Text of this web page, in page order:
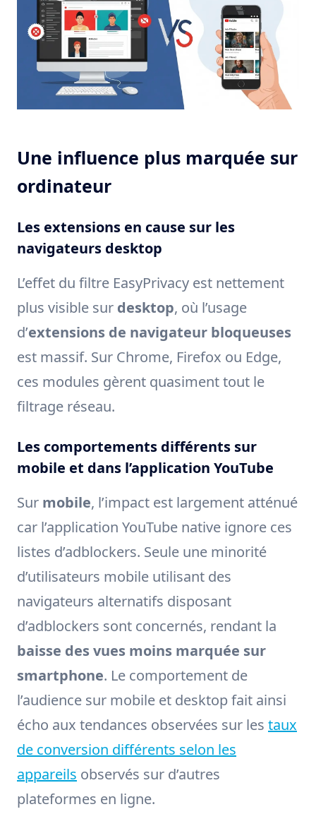
Une influence plus marquée sur
ordinateur
Les extensions en cause sur les
navigateurs desktop
L’effet du filtre EasyPrivacy est nettement
plus visible sur desktop, où l’usage
d’extensions de navigateur bloqueuses
est massif. Sur Chrome, Firefox ou Edge,
ces modules gèrent quasiment tout le
filtrage réseau.
Les comportements différents sur
mobile et dans l’application YouTube
Sur mobile, l’impact est largement atténué
car l’application YouTube native ignore ces
listes d’adblockers. Seule une minorité
d’utilisateurs mobile utilisant des
navigateurs alternatifs disposant
d’adblockers sont concernés, rendant la
baisse des vues moins marquée sur
smartphone. Le comportement de
l’audience sur mobile et desktop fait ainsi
écho aux tendances observées sur les taux
de conversion différents selon les
appareils observés sur d’autres
plateformes en ligne.